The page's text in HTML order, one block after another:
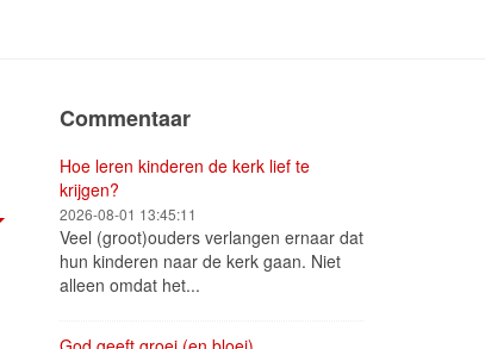
Commentaar
Hoe leren kinderen de kerk lief te
krijgen?
2026-08-01 13:45:11
Veel (groot)ouders verlangen ernaar dat
hun kinderen naar de kerk gaan. Niet
alleen omdat het...